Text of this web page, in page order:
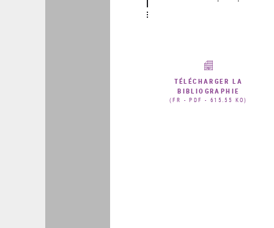
TÉLÉCHARGER LA
BIBLIOGRAPHIE
(FR - PDF - 615.55 KO)